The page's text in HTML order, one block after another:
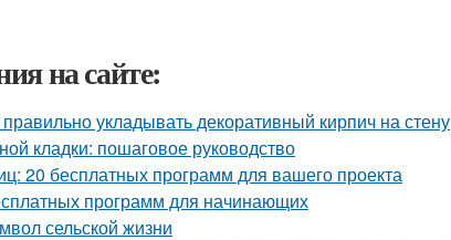
на сайте:
укладывать декоративный кирпич на стену
кладки: пошаговое руководство
20 бесплатных программ для вашего проекта
программ для начинающих
сельской жизни